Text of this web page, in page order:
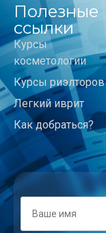
Полезные
ссылки
Курсы
косметологии
Курсы риэлторов
Легкий иврит
Как добраться?